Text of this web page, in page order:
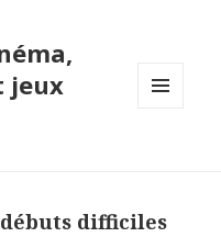
jeux
débuts difficiles